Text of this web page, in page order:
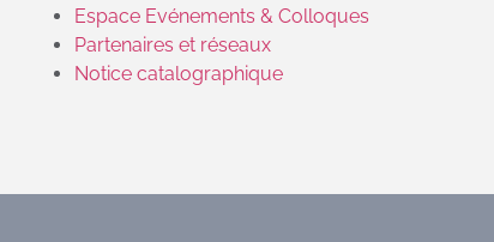
Espace Evénements & Colloques
Partenaires et réseaux
Notice catalographique